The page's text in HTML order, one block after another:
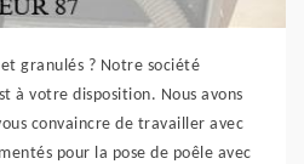
granulés ? Notre société
à votre disposition. Nous avons
convaincre de travailler avec
pour la pose de poêle avec